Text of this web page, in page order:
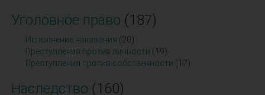
Уголовное право (187)
Исполнение наказания (20)
Преступления против личности (19)
Преступления против собственности (17)
Наследство (160)